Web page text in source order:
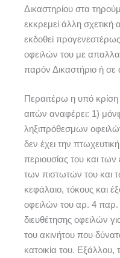
Δικαστηρίου στα
εκκρεμεί άλλη σχετική
εκδοθεί
οφειλών του με
παρόν Δικαστήριο ή σε
Περαιτέρω η υπό κρίση
αιτών αναφέρει: 1)
ληξιπρόθεσμων
δεν έχει την
περιουσίας του και
των πιστωτών του και
κεφάλαιο, τόκους και
οφειλών του αρ. 4 παρ.
διευθέτησης οφειλών
του ακινήτου που
κατοικία του. Εξάλλου,